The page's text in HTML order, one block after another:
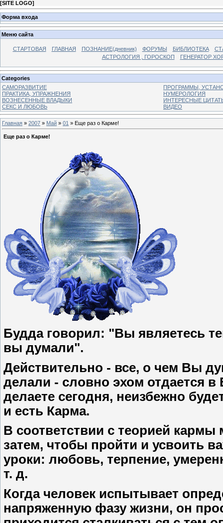
[SITE LOGO]
Форма входа
Меню сайта
СТАРТОВАЯ ГЛАВНАЯ ПОЗНАНИЕ(дневник) ФОРУМЫ БИБЛИОТЕКА
АСТРОЛОГИЯ , ГОРОСКОП
ГЕНЕРАТОР
Categories
САМОРАЗВИТИЕ
ПРОГРАММЫ,
ПРАКТИКА, УПРАЖНЕНИЯ
НУМЕРОЛОГИЯ
ВОЗНЕСЕННЫЕ ВЛАДЫКИ
ИНТЕРЕСНЫЕ
СЕКС И ЛЮБОВЬ
ВИДЕО
Главная » 2007 » Май » 01 » Еще раз о Карме!
Еще раз о Карме!
Будда говорил: "Вы являетесь
вы думали".
Действительно - все, о чем Вы
делали - словно эхом отдается
делаете сегодня, неизбежно
и есть Карма.
В соответствии с теорией
затем, чтобы пройти и усвоить
уроки: любовь, терпение,
т. д.
Когда человек испытывает
напряженную фазу жизни, он